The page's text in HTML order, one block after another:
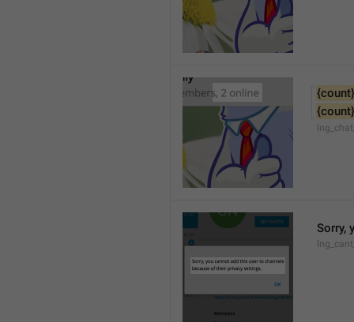
{count}
{count}
Sorry,